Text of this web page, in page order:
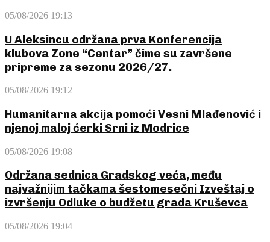
05/08/2026 19:13
U Aleksincu održana prva Konferencija
klubova Zone “Centar” čime su završene
pripreme za sezonu 2026/27.
05/08/2026 19:12
Humanitarna akcija pomoći Vesni Mlađenović i
njenoj maloj ćerki Srni iz Modrice
05/08/2026 19:08
Održana sednica Gradskog veća, među
najvažnijim tačkama šestomesečni Izveštaj o
izvršenju Odluke o budžetu grada Kruševca
05/08/2026 19:04